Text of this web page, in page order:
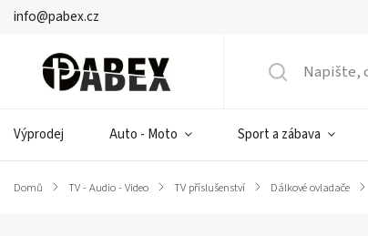
info@pabex.cz
Výprodej Auto - Moto Sport a zábava
Domů / TV - Audio - Video / TV příslušenství / Dálkové ovladače /